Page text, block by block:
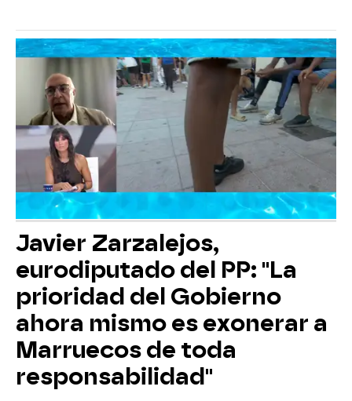
Javier Zarzalejos,
eurodiputado del PP: "La
prioridad del Gobierno
ahora mismo es exonerar a
Marruecos de toda
responsabilidad"